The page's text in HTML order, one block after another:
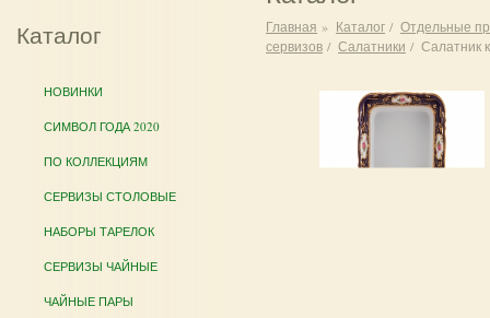
Каталог
НОВИНКИ
СИМВОЛ ГОДА 2020
ПО КОЛЛЕКЦИЯМ
СЕРВИЗЫ СТОЛОВЫЕ
НАБОРЫ ТАРЕЛОК
СЕРВИЗЫ ЧАЙНЫЕ
ЧАЙНЫЕ ПАРЫ
Главная » Каталог / Отдельные
сервизов / Салатники / Салатник